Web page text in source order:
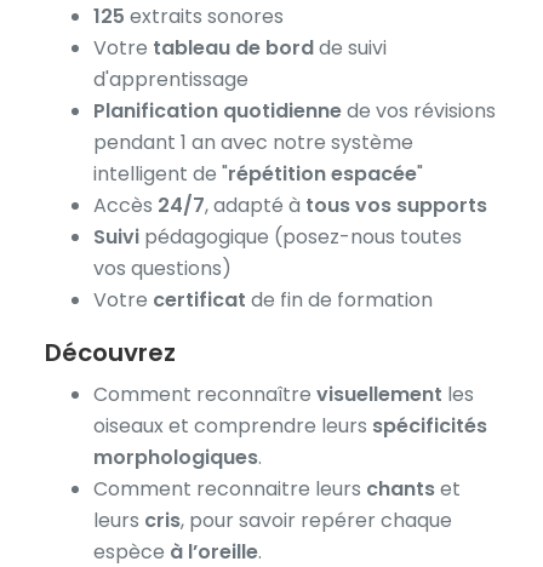
125 extraits sonores
Votre tableau de bordde suivi
d'apprentissage
Planification quotidiennede vos révisions
pendant 1 an avec notre système
intelligent de "répétition espacée"
Accès 24/7, adapté à tous vos supports
Suivi pédagogique (posez-nous toutes
vos questions)
Votre certificat de fin de formation
Découvrez
Comment reconnaîtrevisuellement les
oiseaux et comprendre leurs spécificités
morphologiques.
Comment reconnaitre leurs chantset
leurs cris, pour savoir repérer chaque
espèce à l’oreille.